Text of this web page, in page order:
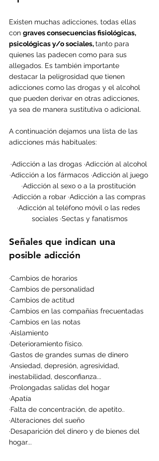
Existen muchas adicciones, todas ellas
con graves consecuencias fisiológicas,
psicológicas y/o sociales, tanto para
quienes las padecen como para sus
allegados. Es también importante
destacar la peligrosidad que tienen
adicciones como las drogas y el alcohol
que pueden derivar en otras adicciones,
ya sea de manera sustitutiva o adicional.
A continuación dejamos una lista de las
adicciones más habituales:
·Adicción a las drogas ·Adicción al alcohol
·Adicción a los fármacos ·Adicción al juego
·Adicción al sexo o a la prostitución
·Adicción a robar ·Adicción a las compras
·Adicción al teléfono móvil o las redes
sociales ·Sectas y fanatismos
Señales que indican una
posible adicción
·Cambios de horarios
·Cambios de personalidad
·Cambios de actitud
·Cambios en las compañías frecuentadas
·Cambios en las notas
·Aislamiento
·Deterioramiento físico.
·Gastos de grandes sumas de dinero
·Ansiedad, depresión, agresividad,
inestabilidad, desconfianza...
·Prolongadas salidas del hogar
·Apatía
·Falta de concentración, de apetito..
·Alteraciones del sueño
·Desaparición del dinero y de bienes del
hogar...